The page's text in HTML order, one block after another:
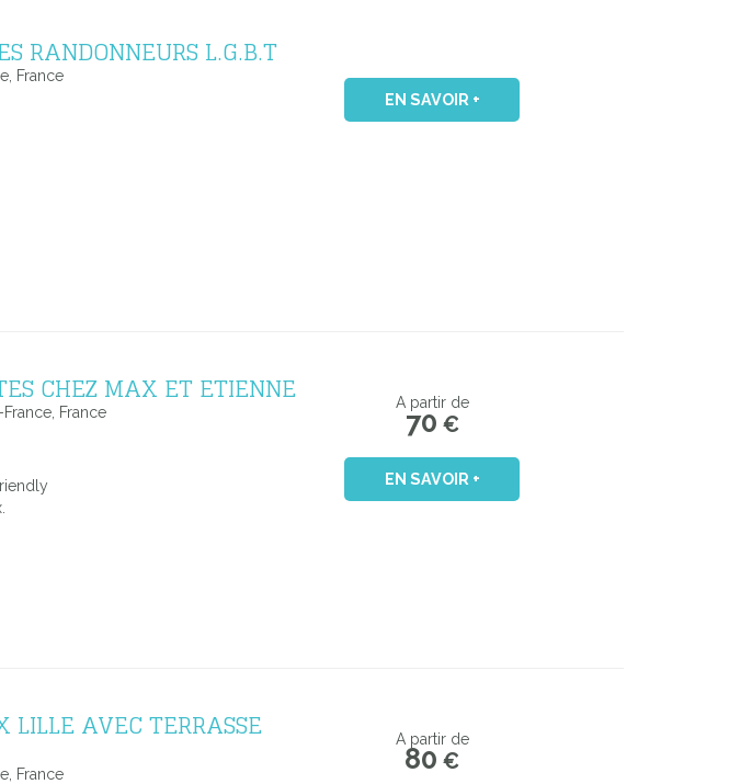
RANDONNEURS L.G.B.T
France
EN SAVOIR +
CHEZ MAX ET ETIENNE
France
A partir de
70 €
EN SAVOIR +
LILLE AVEC TERRASSE
France
A partir de
80 €